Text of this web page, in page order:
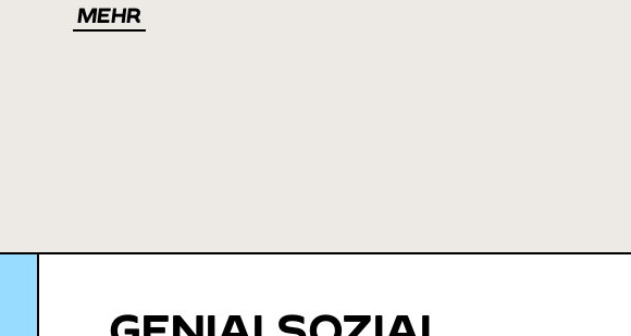
MEHR